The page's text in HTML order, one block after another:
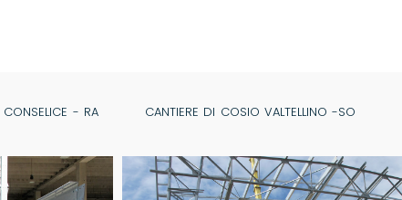
CONSELICE - RA CANTIERE DI COSIO VALTELLINO -SO